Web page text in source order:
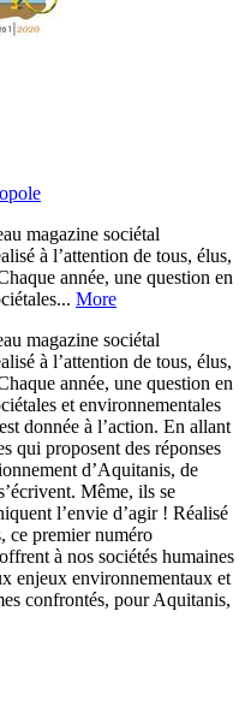
magazine sociétal
à l’attention de tous, élus,
année, une question en
More
magazine sociétal
à l’attention de tous, élus,
année, une question en
et environnementales
donnée à l’action. En allant
qui proposent des réponses
d’Aquitanis, de
Même, ils se
l’envie d’agir ! Réalisé
ce premier numéro
à nos sociétés humaines
enjeux environnementaux et
confrontés, pour Aquitanis,